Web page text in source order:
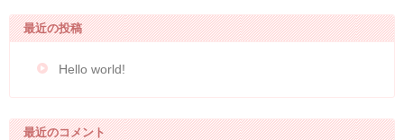
最近の投稿
Hello world!
最近のコメント